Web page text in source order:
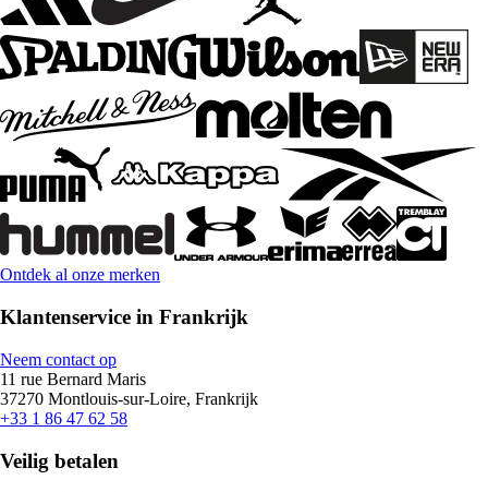
Ontdek al onze merken
Klantenservice in Frankrijk
Neem contact op
11 rue Bernard Maris
37270 Montlouis-sur-Loire, Frankrijk
+33 1 86 47 62 58
Veilig betalen